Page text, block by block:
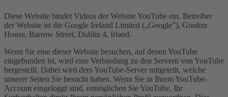
Diese Website bindet Videos der Website YouTube ein. Betreiber
der Website ist die Google Ireland Limited („Google”), Gordon
House, Barrow Street, Dublin 4, Irland.
Wenn Sie eine dieser Website besuchen, auf denen YouTube
eingebunden ist, wird eine Verbindung zu den Servern von YouTube
hergestellt. Dabei wird dem YouTube-Server mitgeteilt, welche
unserer Seiten Sie besucht haben. Wenn Sie in Ihrem YouTube-
Account eingeloggt sind, ermöglichen Sie YouTube, Ihr